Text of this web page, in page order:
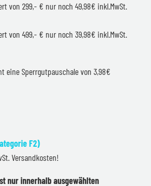
von 299,- € nur noch 49,98€ inkl.MwSt.
von 499,- € nur noch 39,98€ inkl.MwSt.
eine Sperrgutpauschale von 3,98€
F2)
Versandkosten!
nur innerhalb ausgewählten